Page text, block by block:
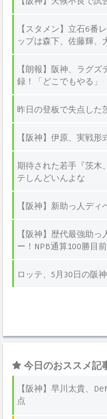
【スタメン】立石6番
ップは森下、佐藤輝、
【朗報】阪神、ラグ
録！「どこでもやる」
昨日の登板で失点した
【阪神】伊原、実戦
期待された若手『茨木
テしんどいんよな
【阪神】新助っ人デ
【阪神】歴代最強助
ー！NPB通算100勝目
ロッテ、5月30日の阪